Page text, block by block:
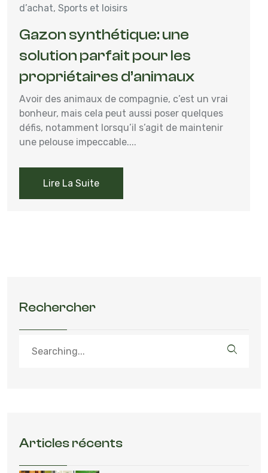
d’achat, Sports et loisirs
Gazon synthétique: une
solution parfait pour les
propriétaires d’animaux
Avoir des animaux de compagnie, c’est un vrai
bonheur, mais cela peut aussi poser quelques
défis, notamment lorsqu’il s’agit de maintenir
une pelouse impeccable....
Lire La Suite
Rechercher
Articles récents